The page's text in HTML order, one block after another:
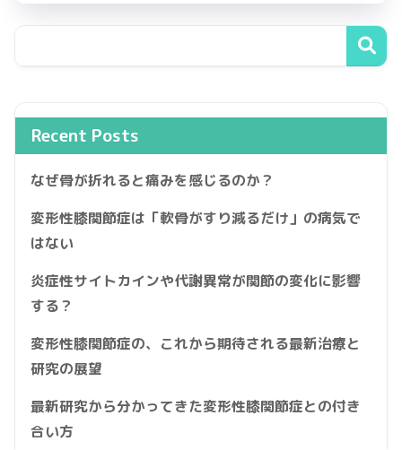
Recent Posts
なぜ骨が折れると痛みを感じるのか？
変形性膝関節症は「軟骨がすり減るだけ」の病気で
はない
炎症性サイトカインや代謝異常が関節の変化に影響
する？
変形性膝関節症の、これから期待される最新治療と
研究の展望
最新研究から分かってきた変形性膝関節症との付き
合い方